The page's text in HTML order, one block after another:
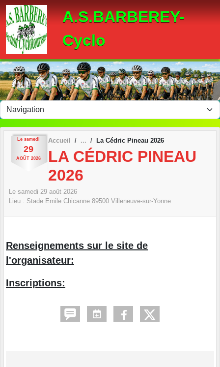
A.S.BARBEREY-
Cyclo
Le samedi
29
AOÛT 2026
Accueil La Cédric Pineau 2026
LA CÉDRIC PINEAU
2026
Le samedi 29 août 2026
Lieu : Stade Emile Chicanne 89500 Villeneuve-sur-Yonne
Renseignements sur le site de
l'organisateur:
Inscriptions:
Panneau de gestion des cookies